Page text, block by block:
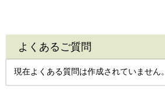
よくあるご質問
現在よくある質問は作成されていません。